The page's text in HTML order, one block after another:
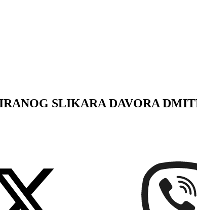
SLIKARA DAVORA